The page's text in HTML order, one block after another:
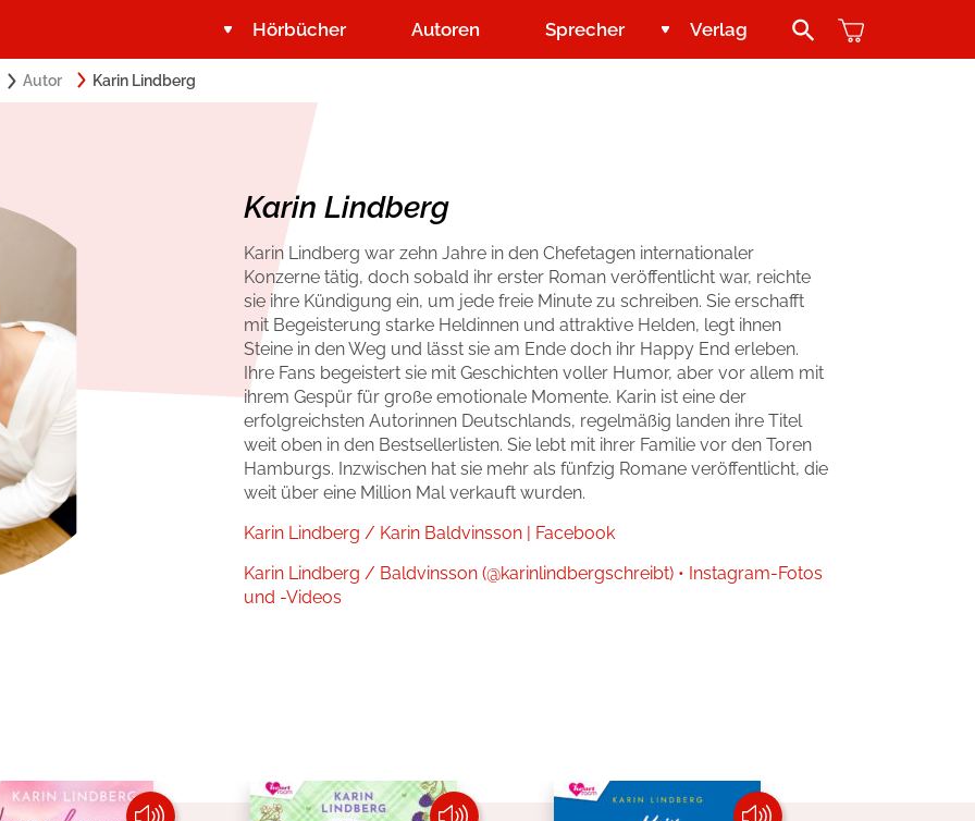
Hörbücher
Belletristik
Romance by heartroom
Krimi und Thriller
Ratgeber und Sachbuch Reihen
Autoren Sprecher Verlag
Über USM Audio
Presse
Autorinnen und Autoren
Suchbegriff eingeben:
Search Button
Autor Karin Lindberg
Karin Lindberg
Karin Lindberg war zehn Jahre in den Chefetagen internationaler
Konzerne tätig, doch sobald ihr erster Roman veröffentlicht war, reichte
sie ihre Kündigung ein, um jede freie Minute zu schreiben. Sie erschafft
mit Begeisterung starke Heldinnen und attraktive Helden, legt ihnen
Steine in den Weg und lässt sie am Ende doch ihr Happy End erleben.
Ihre Fans begeistert sie mit Geschichten voller Humor, aber vor allem mit
ihrem Gespür für große emotionale Momente. Karin ist eine der
erfolgreichsten Autorinnen Deutschlands, regelmäßig landen ihre Titel
weit oben in den Bestsellerlisten. Sie lebt mit ihrer Familie vor den Toren
Hamburgs. Inzwischen hat sie mehr als fünfzig Romane veröffentlicht, die
weit über eine Million Mal verkauft wurden.
Karin Lindberg / Karin Baldvinsson | Facebook
Karin Lindberg / Baldvinsson (@karinlindbergschreibt) • Instagram-Fotos
und -Videos